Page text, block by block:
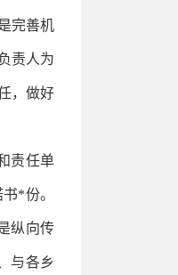
完善机
责人为
，做好
责任单
*份。
纵向传
与各乡